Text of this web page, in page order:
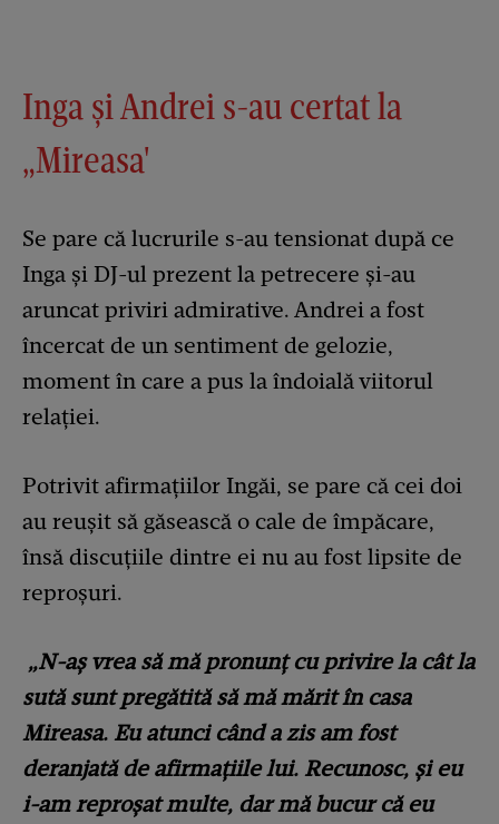
Inga și Andrei s-au certat la
„Mireasa'
Se pare că lucrurile s-au tensionat după ce
Inga și DJ-ul prezent la petrecere și-au
aruncat priviri admirative. Andrei a fost
încercat de un sentiment de gelozie,
moment în care a pus la îndoială viitorul
relației.
Potrivit afirmațiilor Ingăi, se pare că cei doi
au reușit să găsească o cale de împăcare,
însă discuțiile dintre ei nu au fost lipsite de
reproșuri.
„N-aș vrea să mă pronunț cu privire la cât la
sută sunt pregătită să mă mărit în casa
Mireasa. Eu atunci când a zis am fost
deranjată de afirmațiile lui. Recunosc, și eu
i-am reproșat multe, dar mă bucur că eu